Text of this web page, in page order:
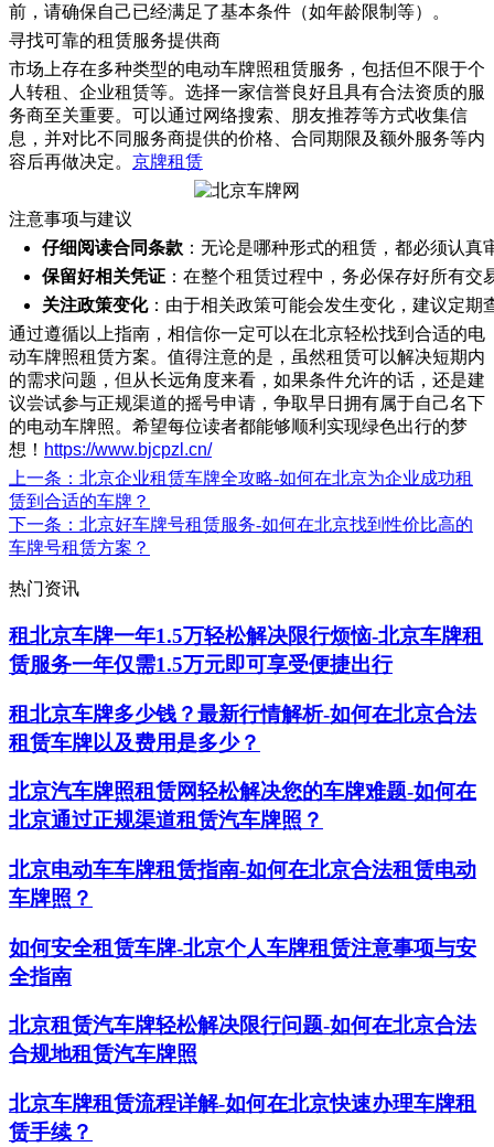
前，请确保自己已经满足了基本条件（如年龄限制等）。
寻找可靠的租赁服务提供商
市场上存在多种类型的电动车牌照租赁服务，包括但不限于个
人转租、企业租赁等。选择一家信誉良好且具有合法资质的服
务商至关重要。可以通过网络搜索、朋友推荐等方式收集信
息，并对比不同服务商提供的价格、合同期限及额外服务等内
容后再做决定。 京牌租赁
注意事项与建议
仔细阅读合同条款 ：无论是哪种形式的租赁，都必须认
保留好相关凭证 ：在整个租赁过程中，务必保存好所有
关注政策变化：由于相关政策可能会发生变化，建议定期
通过遵循以上指南，相信你一定可以在北京轻松找到合适的电
动车牌照租赁方案。值得注意的是，虽然租赁可以解决短期内
的需求问题，但从长远角度来看，如果条件允许的话，还是建
议尝试参与正规渠道的摇号申请，争取早日拥有属于自己名下
的电动车牌照。希望每位读者都能够顺利实现绿色出行的梦
想！ https://www.bjcpzl.cn/
上一条 ：北京企业租赁车牌全攻略-如何在北京为企业成功租
赁到合适的车牌？
下一条 ：北京好车牌号租赁服务-如何在北京找到性价比高的
车牌号租赁方案？
热门资讯
租北京车牌一年1.5万轻松解决限行烦恼-北京车牌租
赁服务一年仅需1.5万元即可享受便捷出行
租北京车牌多少钱？最新行情解析-如何在北京合法
租赁车牌以及费用是多少？
北京汽车牌照租赁网轻松解决您的车牌难题-如何在
北京通过正规渠道租赁汽车牌照？
北京电动车车牌租赁指南-如何在北京合法租赁电动
车牌照？
如何安全租赁车牌-北京个人车牌租赁注意事项与安
全指南
北京租赁汽车牌轻松解决限行问题-如何在北京合法
合规地租赁汽车牌照
北京车牌租赁流程详解-如何在北京快速办理车牌租
赁手续？